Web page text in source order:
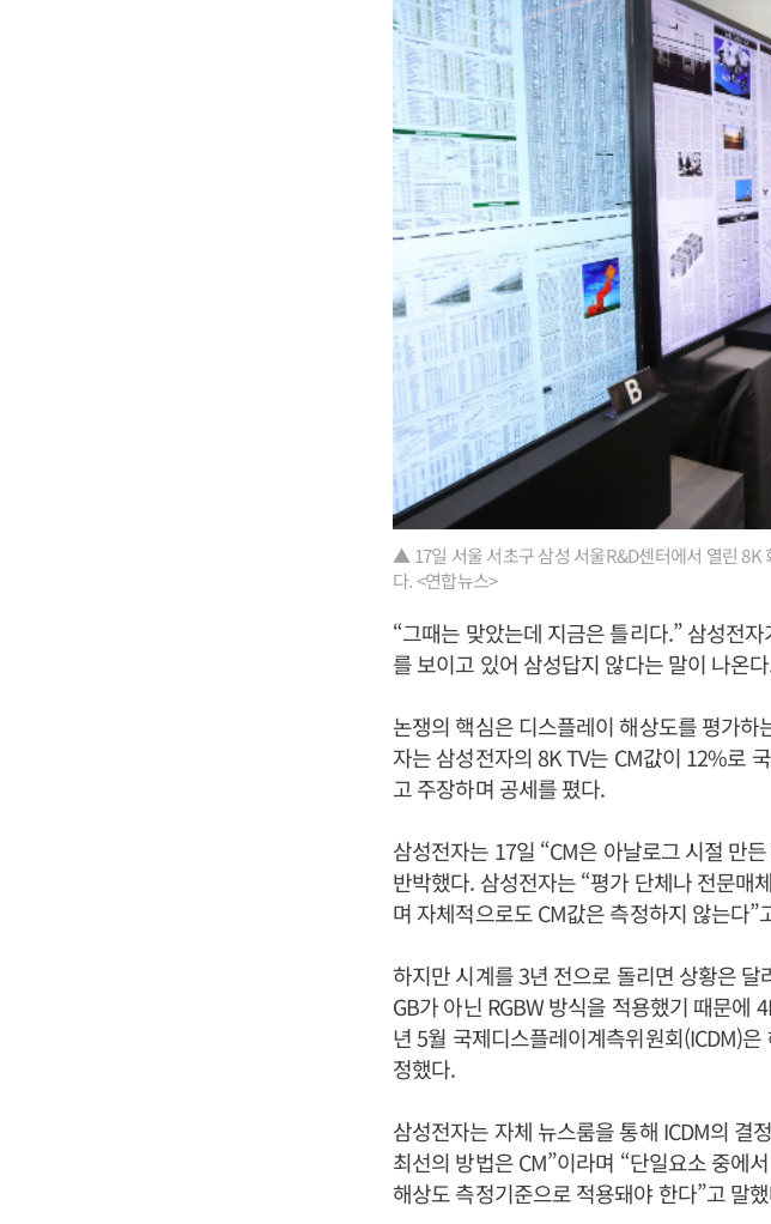
▲ 17일 서울 서초구 삼성 서울R&D센터에서 열린 8K
다. <연합뉴스>
“그때는 맞았는데 지금은 틀리다.” 삼성전
를 보이고 있어 삼성답지 않다는 말이 나온
논쟁의 핵심은 디스플레이 해상도를 평가
자는 삼성전자의 8K TV는 CM값이 12%로
고 주장하며 공세를 폈다.
삼성전자는 17일 “CM은 아날로그 시절 만
반박했다. 삼성전자는 “평가 단체나 전문매
며 자체적으로도 CM값은 측정하지 않는다”
하지만 시계를 3년 전으로 돌리면 상황은
GB가 아닌 RGBW 방식을 적용했기 때문에
년 5월 국제디스플레이계측위원회(ICDM)
정했다.
삼성전자는 자체 뉴스룸을 통해 ICDM의 결
최선의 방법은 CM”이라며 “단일요소 중에
해상도 측정기준으로 적용돼야 한다”고 말